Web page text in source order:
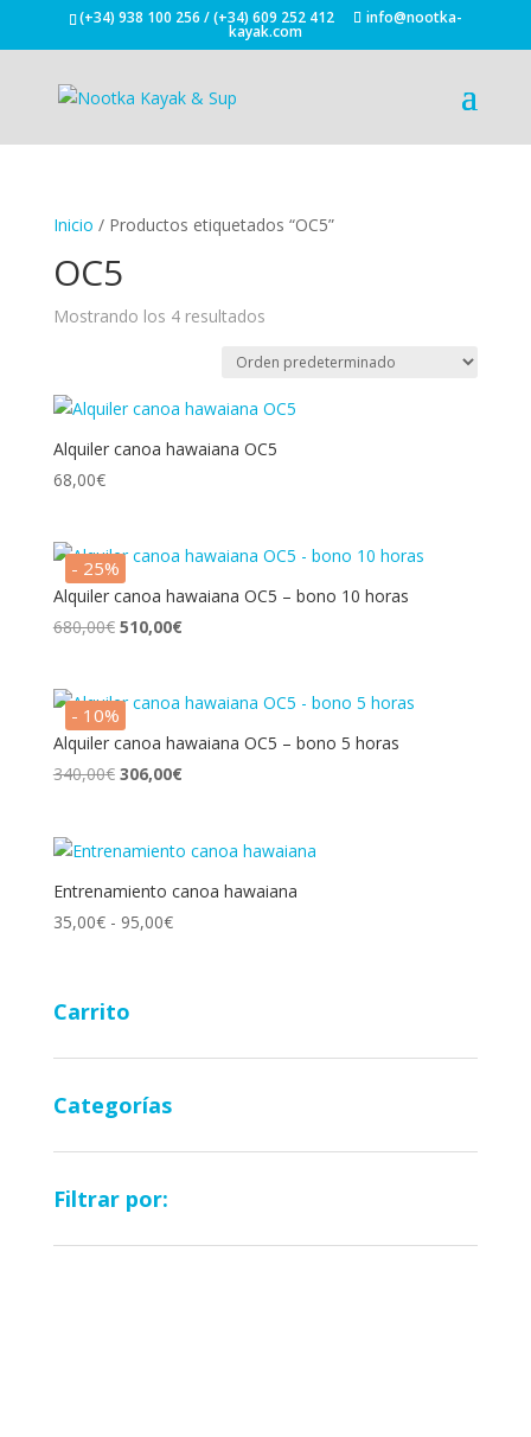
(+34) 938 100 256 / (+34) 609 252 412 info@nootka-
kayak.com
Inicio / Productos etiquetados “OC5”
OC5
Mostrando los 4 resultados
Alquiler canoa hawaiana OC5
68,00€
- 25%
Alquiler canoa hawaiana OC5 – bono 10 horas
680,00€ El
era:
680,00€.
510,00€El
es:
510,00€.
- 10%
Alquiler canoa hawaiana OC5 – bono 5 horas
340,00€ El
era:
340,00€.
306,00€El
es:
306,00€.
Entrenamiento canoa hawaiana
35,00€ - 95,00€Rango
hasta
Carrito
Categorías
Filtrar por: